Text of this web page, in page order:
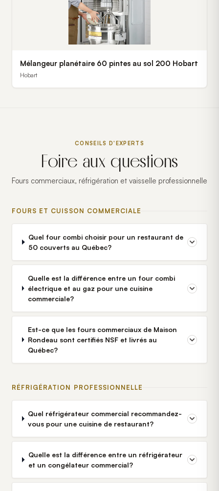
Mélangeur planétaire 60 pintes au sol 200 Hobart
Hobart
CONSEILS D'EXPERTS
Foire aux questions
Fours commerciaux, réfrigération et vaisselle professionnelle
FOURS ET CUISSON COMMERCIALE
Quel four combi choisir pour un restaurant de
50 couverts au Québec?
Quelle est la différence entre un four combi
électrique et au gaz pour une cuisine
commerciale?
Est-ce que les fours commerciaux de Maison
Rondeau sont certifiés NSF et livrés au
Québec?
RÉFRIGÉRATION PROFESSIONNELLE
Quel réfrigérateur commercial recommandez-
vous pour une cuisine de restaurant?
Quelle est la différence entre un réfrigérateur
et un congélateur commercial?